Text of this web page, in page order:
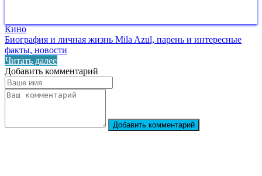
Кино
Биография и личная жизнь Mila Azul, парень и интересные
факты, новости
Читать далее
Добавить комментарий
Добавить комментарий